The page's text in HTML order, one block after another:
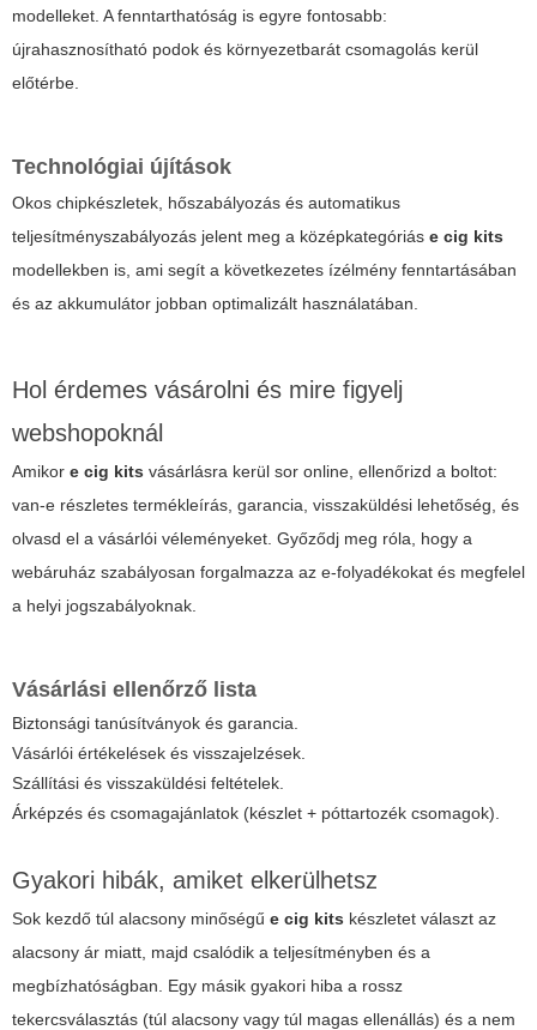
modelleket. A fenntarthatóság is egyre fontosabb:
újrahasznosítható podok és környezetbarát csomagolás kerül
előtérbe.
Technológiai újítások
Okos chipkészletek, hőszabályozás és automatikus
teljesítményszabályozás jelent meg a középkategóriás e cig kits
modellekben is, ami segít a következetes ízélmény fenntartásában
és az akkumulátor jobban optimalizált használatában.
Hol érdemes vásárolni és mire figyelj
webshopoknál
Amikor e cig kits vásárlásra kerül sor online, ellenőrizd a boltot:
van-e részletes termékleírás, garancia, visszaküldési lehetőség, és
olvasd el a vásárlói véleményeket. Győződj meg róla, hogy a
webáruház szabályosan forgalmazza az e-folyadékokat és megfelel
a helyi jogszabályoknak.
Vásárlási ellenőrző lista
Biztonsági tanúsítványok és garancia.
Vásárlói értékelések és visszajelzések.
Szállítási és visszaküldési feltételek.
Árképzés és csomagajánlatok (készlet + póttartozék csomagok).
Gyakori hibák, amiket elkerülhetsz
Sok kezdő túl alacsony minőségű e cig kits készletet választ az
alacsony ár miatt, majd csalódik a teljesítményben és a
megbízhatóságban. Egy másik gyakori hiba a rossz
tekercsválasztás (túl alacsony vagy túl magas ellenállás) és a nem